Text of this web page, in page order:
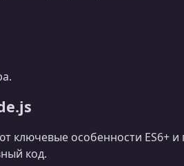
ключевые особенности ES6+ и
код.